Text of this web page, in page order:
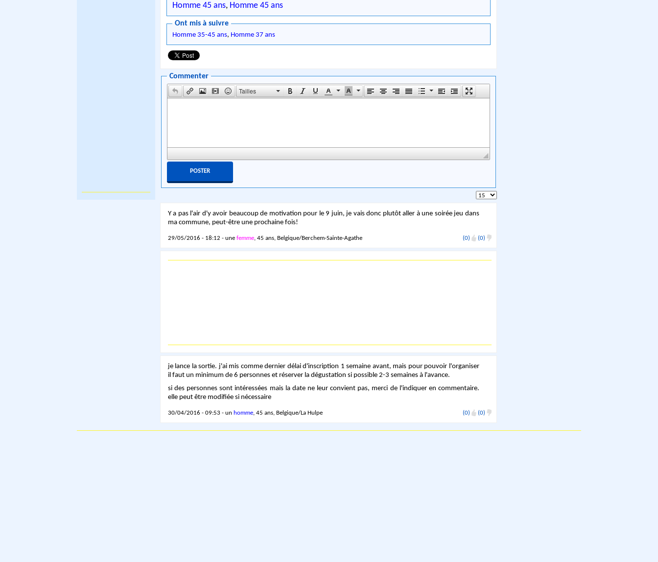
Homme 45 ans, Homme 45 ans
Ont mis à suivre
Homme 35-45 ans, Homme 37 ans
Commenter
Tailles
Y a pas l'air d'y avoir beaucoup de motivation pour le 9 juin, je vais donc plutôt aller à une soirée jeu dans
ma commune, peut-être une prochaine fois!
29/05/2016 - 18:12 - une femme, 45 ans, Belgique/Berchem-Sainte-Agathe (0) (0)
je lance la sortie. j'ai mis comme dernier délai d'inscription 1 semaine avant, mais pour pouvoir l'organiser
il faut un minimum de 6 personnes et réserver la dégustation si possible 2-3 semaines à l'avance.
si des personnes sont intéressées mais la date ne leur convient pas, merci de l'indiquer en commentaire.
elle peut être modifiée si nécessaire
30/04/2016 - 09:53 - un homme, 45 ans, Belgique/La Hulpe (0) (0)